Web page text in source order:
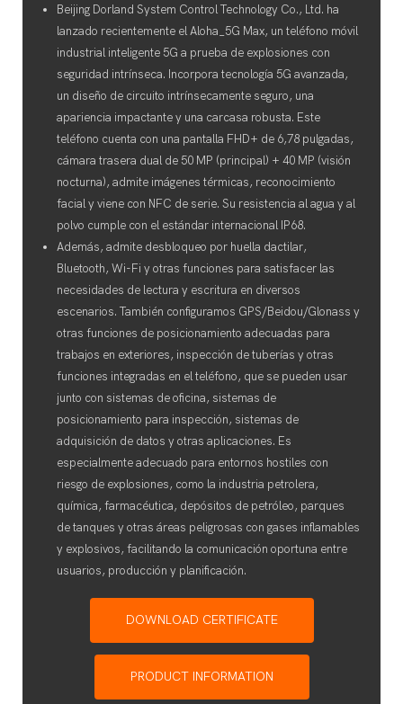
Beijing Dorland System Control Technology Co., Ltd. ha
lanzado recientemente el Aloha_5G Max, un teléfono móvil
industrial inteligente 5G a prueba de explosiones con
seguridad intrínseca. Incorpora tecnología 5G avanzada,
un diseño de circuito intrínsecamente seguro, una
apariencia impactante y una carcasa robusta. Este
teléfono cuenta con una pantalla FHD+ de 6,78 pulgadas,
cámara trasera dual de 50 MP (principal) + 40 MP (visión
nocturna), admite imágenes térmicas, reconocimiento
facial y viene con NFC de serie. Su resistencia al agua y al
polvo cumple con el estándar internacional IP68.
Además, admite desbloqueo por huella dactilar,
Bluetooth, Wi-Fi y otras funciones para satisfacer las
necesidades de lectura y escritura en diversos
escenarios. También configuramos GPS/Beidou/Glonass y
otras funciones de posicionamiento adecuadas para
trabajos en exteriores, inspección de tuberías y otras
funciones integradas en el teléfono, que se pueden usar
junto con sistemas de oficina, sistemas de
posicionamiento para inspección, sistemas de
adquisición de datos y otras aplicaciones. Es
especialmente adecuado para entornos hostiles con
riesgo de explosiones, como la industria petrolera,
química, farmacéutica, depósitos de petróleo, parques
de tanques y otras áreas peligrosas con gases inflamables
y explosivos, facilitando la comunicación oportuna entre
usuarios, producción y planificación.
DOWNLOAD CERTIFICATE
PRODUCT INFORMATION